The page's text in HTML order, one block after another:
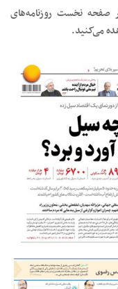
صفحه نخست روزنامه‌های